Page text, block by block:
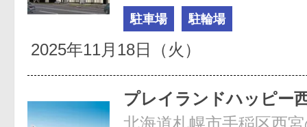
駐車場 駐輪場
2025年11月18日（火）
プレイランドハッピー